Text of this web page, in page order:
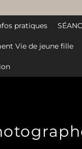
pratiques
Vie de jeune fille